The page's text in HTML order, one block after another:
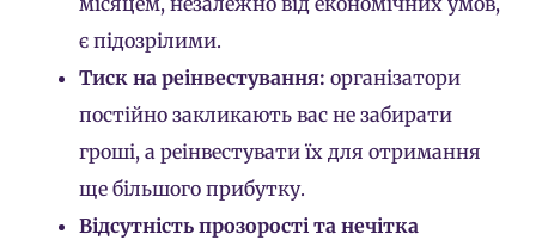
є підозрілими.
Тиск на реінвестування: організатори
постійно закликають вас не забирати
гроші, а реінвестувати їх для отримання
ще більшого прибутку.
Відсутність прозорості та нечітка